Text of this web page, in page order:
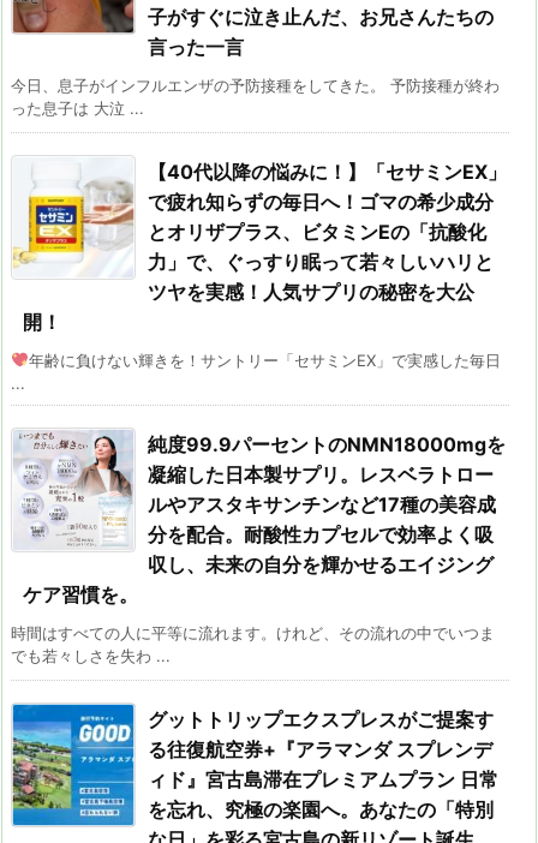
子がすぐに泣き止んだ、お兄さんたちの
言った一言
今日、息子がインフルエンザの予防接種をしてきた。 予防接種が終わ
った息子は 大泣 ...
【40代以降の悩みに！】「セサミンEX」
で疲れ知らずの毎日へ！ゴマの希少成分
とオリザプラス、ビタミンEの「抗酸化
力」で、ぐっすり眠って若々しいハリと
ツヤを実感！人気サプリの秘密を大公
開！
年齢に負けない輝きを！サントリー「セサミンEX」で実感した毎日
...
純度99.9パーセントのNMN18000mgを
凝縮した日本製サプリ。レスベラトロー
ルやアスタキサンチンなど17種の美容成
分を配合。耐酸性カプセルで効率よく吸
収し、未来の自分を輝かせるエイジング
ケア習慣を。
時間はすべての人に平等に流れます。けれど、その流れの中でいつま
でも若々しさを失わ ...
グットトリップエクスプレスがご提案す
る往復航空券+『アラマンダ スプレンデ
ィド』宮古島滞在プレミアムプラン 日常
を忘れ、究極の楽園へ。あなたの「特別